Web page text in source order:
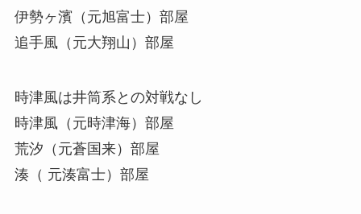
伊勢ヶ濱（元旭富士）部屋
追手風（元大翔山）部屋
時津風は井筒系との対戦なし
時津風（元時津海）部屋
荒汐（元蒼国来）部屋
湊（ 元湊富士）部屋